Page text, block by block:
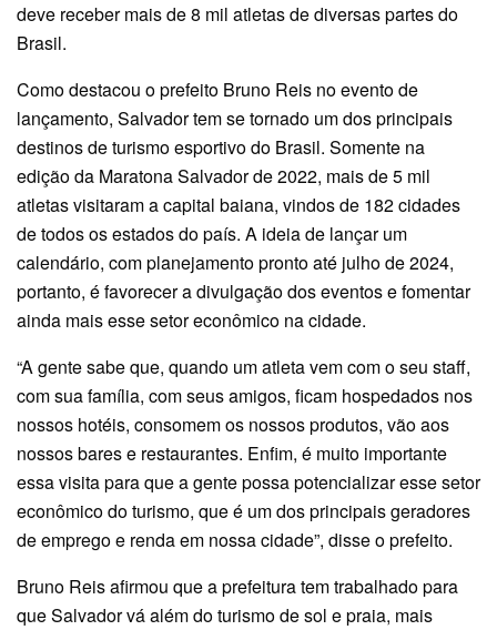
deve receber mais de 8 mil atletas de diversas partes do
Brasil.
Como destacou o prefeito Bruno Reis no evento de
lançamento, Salvador tem se tornado um dos principais
destinos de turismo esportivo do Brasil. Somente na
edição da Maratona Salvador de 2022, mais de 5 mil
atletas visitaram a capital baiana, vindos de 182 cidades
de todos os estados do país. A ideia de lançar um
calendário, com planejamento pronto até julho de 2024,
portanto, é favorecer a divulgação dos eventos e fomentar
ainda mais esse setor econômico na cidade.
“A gente sabe que, quando um atleta vem com o seu staff,
com sua família, com seus amigos, ficam hospedados nos
nossos hotéis, consomem os nossos produtos, vão aos
nossos bares e restaurantes. Enfim, é muito importante
essa visita para que a gente possa potencializar esse setor
econômico do turismo, que é um dos principais geradores
de emprego e renda em nossa cidade”, disse o prefeito.
Bruno Reis afirmou que a prefeitura tem trabalhado para
que Salvador vá além do turismo de sol e praia, mais